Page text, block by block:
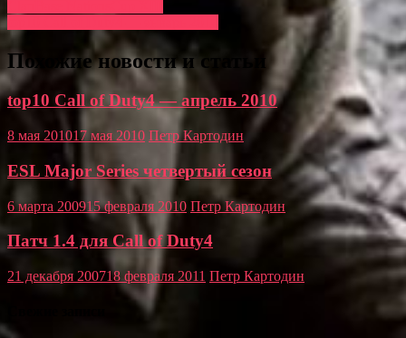
Похожие новости и статьи
top10 Call of Duty4 — апрель 2010
8 мая 201017 мая 2010 Петр Картодин
ESL Major Series четвертый сезон
6 марта 200915 февраля 2010 Петр Картодин
Патч 1.4 для Call of Duty4
21 декабря 200718 февраля 2011 Петр Картодин